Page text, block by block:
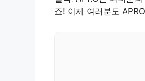
죠! 이제 여러분도